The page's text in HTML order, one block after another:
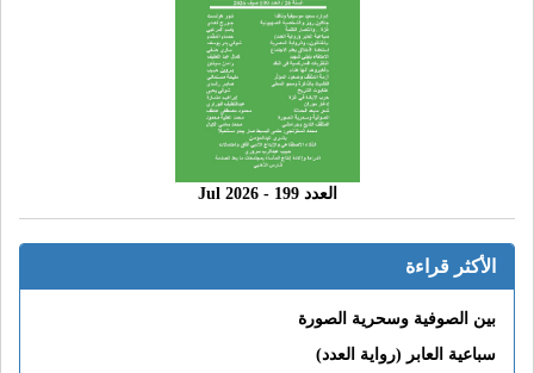
العدد 199 - 2026 Jul
الأكثر قراءة
بين الصوفية وسحرية الصورة
سباعية العابر (رواية العدد)